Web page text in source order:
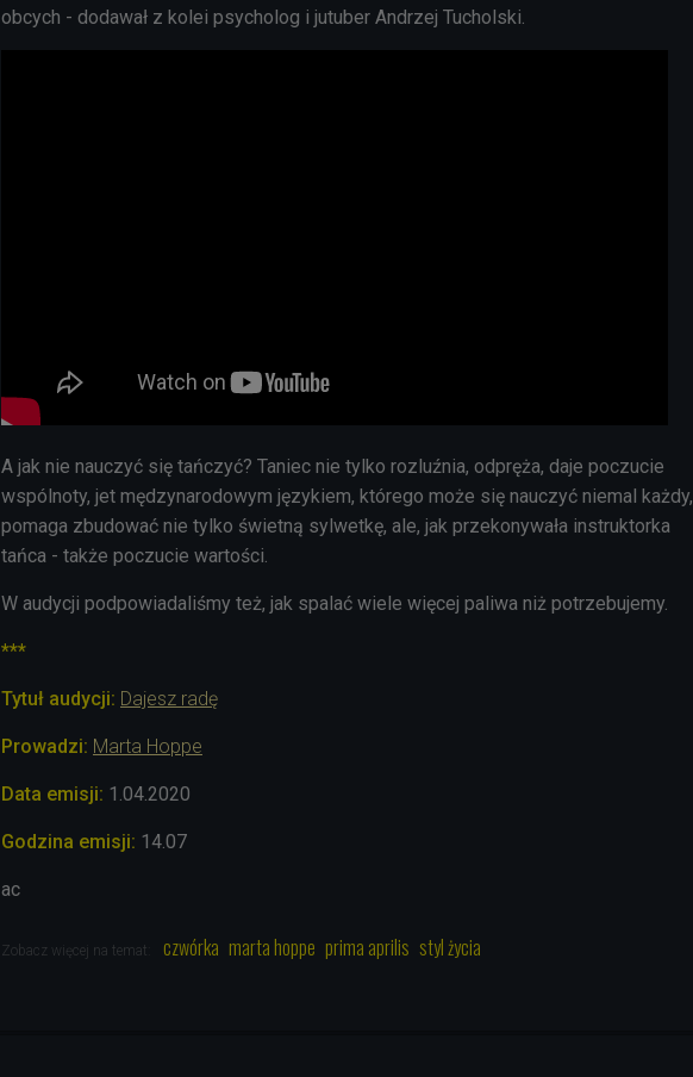
obcych - dodawał z kolei psycholog i jutuber Andrzej Tucholski.
A jak nie nauczyć się tańczyć? Taniec nie tylko rozluźnia, odpręża, daje poczucie
wspólnoty, jet mędzynarodowym językiem, którego może się nauczyć niemal każdy,
pomaga zbudować nie tylko świetną sylwetkę, ale, jak przekonywała instruktorka
tańca - także poczucie wartości.
W audycji podpowiadaliśmy też, jak spalać wiele więcej paliwa niż potrzebujemy.
***
Tytuł audycji: Dajesz radę
Prowadzi: Marta Hoppe
Data emisji: 1.04.2020
Godzina emisji: 14.07
ac
Zobacz więcej na temat: czwórka marta hoppe prima aprilis styl życia